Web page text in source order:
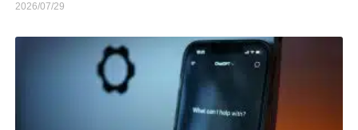
2026/07/29